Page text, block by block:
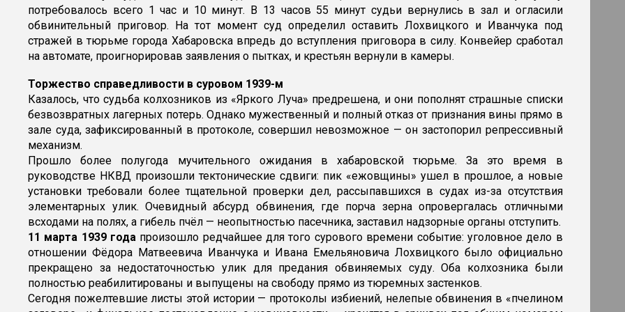
потребовалось всего 1 час и 10 минут. В 13 часов 55 минут судьи вернулись в зал и огласили
обвинительный приговор. На тот момент суд определил оставить Лохвицкого и Иванчука под
стражей в тюрьме города Хабаровска впредь до вступления приговора в силу. Конвейер сработал
на автомате, проигнорировав заявления о пытках, и крестьян вернули в камеры.
Торжество справедливости в суровом 1939-м
Казалось, что судьба колхозников из «Яркого Луча» предрешена, и они пополнят страшные списки
безвозвратных лагерных потерь. Однако мужественный и полный отказ от признания вины прямо в
зале суда, зафиксированный в протоколе, совершил невозможное — он застопорил репрессивный
механизм.
Прошло более полугода мучительного ожидания в хабаровской тюрьме. За это время в
руководстве НКВД произошли тектонические сдвиги: пик «ежовщины» ушел в прошлое, а новые
установки требовали более тщательной проверки дел, рассыпавшихся в судах из-за отсутствия
элементарных улик. Очевидный абсурд обвинения, где порча зерна опровергалась отличными
всходами на полях, а гибель пчёл — неопытностью пасечника, заставил надзорные органы отступить.
11 марта 1939 года произошло редчайшее для того сурового времени событие: уголовное дело в
отношении Фёдора Матвеевича Иванчука и Ивана Емельяновича Лохвицкого было официально
прекращено за недостаточностью улик для предания обвиняемых суду. Оба колхозника были
полностью реабилитированы и выпущены на свободу прямо из тюремных застенков.
Сегодня пожелтевшие листы этой истории — протоколы избиений, нелепые обвинения в «пчелином